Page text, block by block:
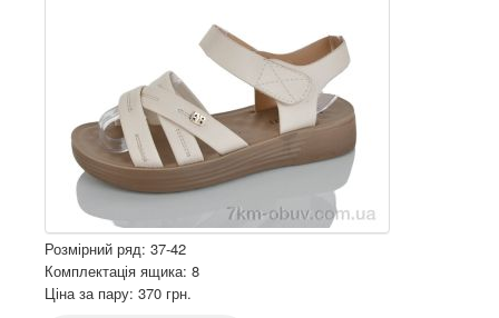
Розмірний ряд: 37-42
Комплектація ящика: 8
Ціна за пару: 370 грн.